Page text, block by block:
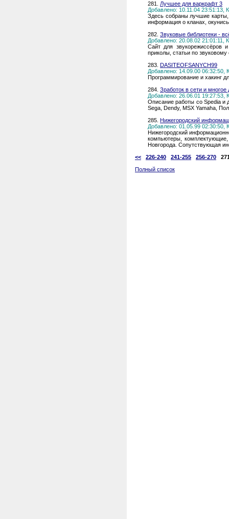
281. Лучшее для варкрафт 3
Добавлено: 10.11.04 23:51:13,
Здесь собраны лучшие
информация о кланах,
282. Звуковые библиотеки -
Добавлено: 20.08.02 21:01:11,
Сайт для звукорежиссёров
приколы, статьи по
283. DASITEOFSANYCH99
Добавлено: 14.09.00 06:32:50,
Программирование и хакинг
284. Зработок в сети и многое
Добавлено: 26.06.01 19:27:53,
Описание работы со Spedia и
Sega, Dendy, MSX Yamaha,
285. Нижегородский
Добавлено: 01.05.99 02:30:50,
Нижегородский
компьютеры,
Новгорода. Сопутствующая
<<
226-240 241-255 256-270
Полный список